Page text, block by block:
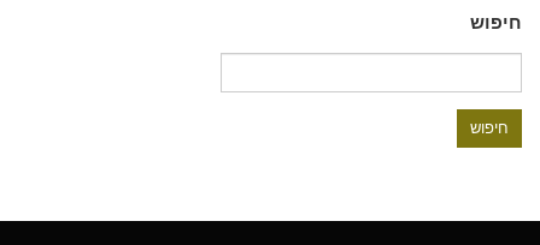
חיפוש